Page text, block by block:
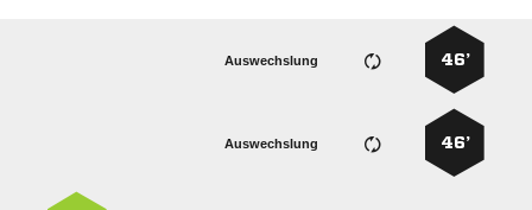
46’
Auswechslung
46’
Auswechslung